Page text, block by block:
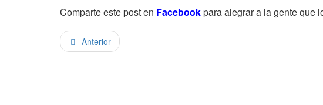
Comparte este post en Facebookpara alegrar a la gente que
Anterior